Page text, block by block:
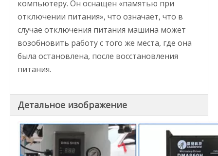
компьютеру. Он оснащен «памятью при
отключении питания», что означает, что в
случае отключения питания машина может
возобновить работу с того же места, где она
была остановлена, после восстановления
питания.
Детальное изображение